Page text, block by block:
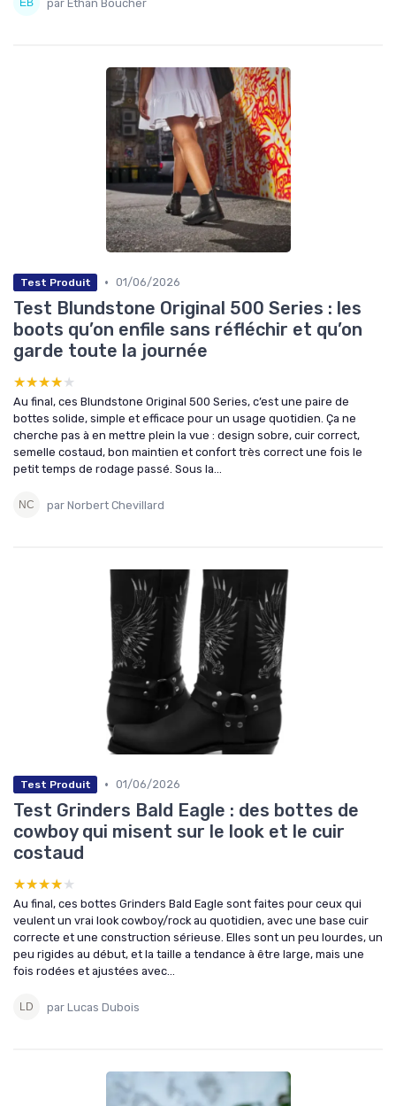
par Ethan Boucher
Test Produit • 01/06/2026
Test Blundstone Original 500 Series : les
boots qu’on enfile sans réfléchir et qu’on
garde toute la journée
★★★★★
★★★★★
Au final, ces Blundstone Original 500 Series, c’est une paire de
bottes solide, simple et efficace pour un usage quotidien. Ça ne
cherche pas à en mettre plein la vue : design sobre, cuir correct,
semelle costaud, bon maintien et confort très correct une fois le
petit temps de rodage passé. Sous la...
par Norbert Chevillard
Test Produit • 01/06/2026
Test Grinders Bald Eagle : des bottes de
cowboy qui misent sur le look et le cuir
costaud
★★★★★
★★★★★
Au final, ces bottes Grinders Bald Eagle sont faites pour ceux qui
veulent un vrai look cowboy/rock au quotidien, avec une base cuir
correcte et une construction sérieuse. Elles sont un peu lourdes, un
peu rigides au début, et la taille a tendance à être large, mais une
fois rodées et ajustées avec...
par Lucas Dubois